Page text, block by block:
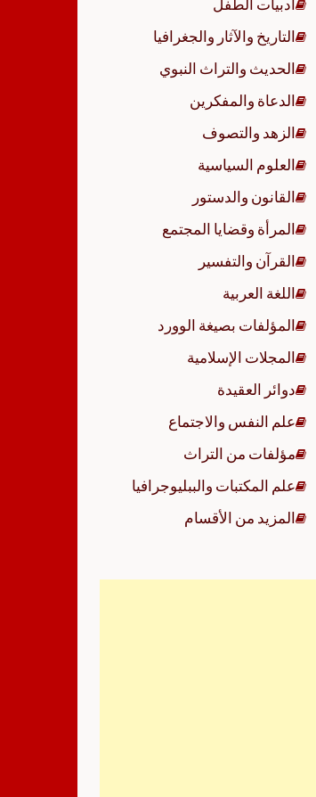
أدبيات الطفل
التاريخ والآثار والجغرافيا
الحديث والتراث النبوي
الدعاة والمفكرين
الزهد والتصوف
العلوم السياسية
القانون والدستور
المرأة وقضايا المجتمع
القرآن والتفسير
اللغة العربية
المؤلفات بصيغة الوورد
المجلات الإسلامية
دوائر العقيدة
علم النفس والاجتماع
مؤلفات من التراث
علم المكتبات والببليوجرافيا
المزيد من الأقسام